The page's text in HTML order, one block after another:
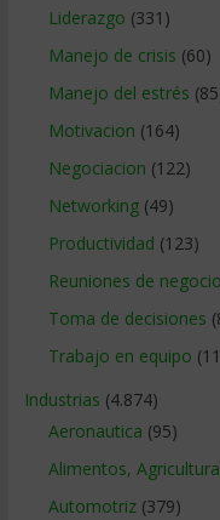
Liderazgo (331)
Manejo de crisis (60)
Manejo del estrés
Motivacion (164)
Negociacion (122)
Networking(49)
Productividad (123)
Reuniones de
Toma de decisiones
Trabajo en equipo
Industrias (4.874)
Aeronautica (95)
Alimentos,
Automotriz(379)